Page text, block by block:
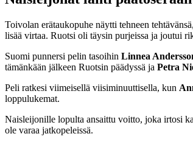
Toivolan erätaukopuhe näytti tehneen
lisää virtaa. Ruotsi oli täysin purjeissa ja joutui
Suomi punnersi pelin tasoihin Linnea
tämänkään jälkeen Ruotsin päädyssä ja Petra
Peli ratkesi viimeisellä viisiminuuttisella, kun
loppulukemat.
Naisleijonille lopulta ansaittu voitto, joka irtosi
ole varaa jatkopeleissä.